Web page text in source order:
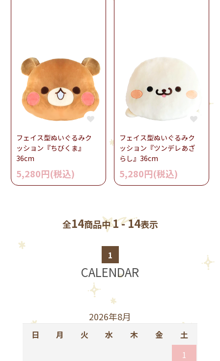
フェイス型ぬいぐるみク
ッション『ちびくま』
36cm
5,280円(税込)
フェイス型ぬいぐるみク
ッション『ツンデレあざ
らし』36cm
5,280円(税込)
全14商品中1 - 14表示
1
CALENDAR
2026年8月
日 月 火 水 木 金
土
1